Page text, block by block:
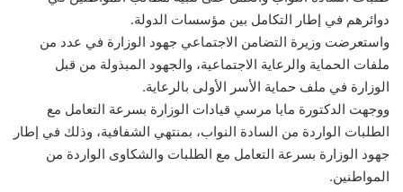
دوائرهم في إطار التكامل بين مؤسسات الدولة.
واستعرضت وزيرة التضامن الاجتماعي جهود الوزارة في عدد من
ملفات الحماية والرعاية الاجتماعية، والجهود المبذولة من قبل
الوزارة في ملف حماية الأسر الأولى بالرعاية.
ووجهت الدكتورة مايا مرسي قيادات الوزارة بسرعة التعامل مع
الطلبات الواردة من السادة النواب، بمنتهي الشفافية، وذلك في إطار
جهود الوزارة بسرعة التعامل مع الطلبات والشكاوى الواردة من
المواطنين.